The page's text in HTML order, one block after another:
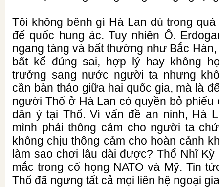
Tôi không bênh gì Hà Lan dù trong
đế quốc hung ác. Tuy nhiên Ô.
ngang tàng và bất thường như Bắc
bất kể đúng sai, hợp lý hay không
trưởng sang nước người ta nhưng
cần bàn thảo giữa hai quốc gia, mà là
người Thổ ở Hà Lan có quyền bỏ phiếu
dân ý tại Thổ. Vì vấn đề an ninh, Hà
mình phải thông cảm cho người ta
không chịu thông cảm cho hoàn cảnh
làm sao chơi lâu dài được? Thổ Nhĩ
mắc trong cổ họng NATO và Mỹ. Tin
Thổ đã ngưng tất cả mọi liên hệ ngoại